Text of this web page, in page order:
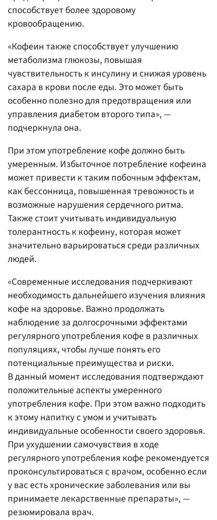
способствует более здоровому
кровообращению.
«Кофеин также способствует улучшению
метаболизма глюкозы, повышая
чувствительность к инсулину и снижая уровень
сахара в крови после еды. Это может быть
особенно полезно для предотвращения или
управления диабетом второго типа», —
подчеркнула она.
При этом употребление кофе должно быть
умеренным. Избыточное потребление кофеина
может привести к таким побочным эффектам,
как бессонница, повышенная тревожность и
возможные нарушения сердечного ритма.
Также стоит учитывать индивидуальную
толерантность к кофеину, которая может
значительно варьироваться среди различных
людей.
«Современные исследования подчеркивают
необходимость дальнейшего изучения влияния
кофе на здоровье. Важно продолжать
наблюдение за долгосрочными эффектами
регулярного употребления кофе в различных
популяциях, чтобы лучше понять его
потенциальные преимущества и риски.
В данный момент исследования подтверждают
положительные аспекты умеренного
употребления кофе. При этом важно подходить
к этому напитку с умом и учитывать
индивидуальные особенности своего здоровья.
При ухудшении самочувствия в ходе
регулярного употребления кофе рекомендуется
проконсультироваться с врачом, особенно если
у вас есть хронические заболевания или вы
принимаете лекарственные препараты», —
резюмировала врач.